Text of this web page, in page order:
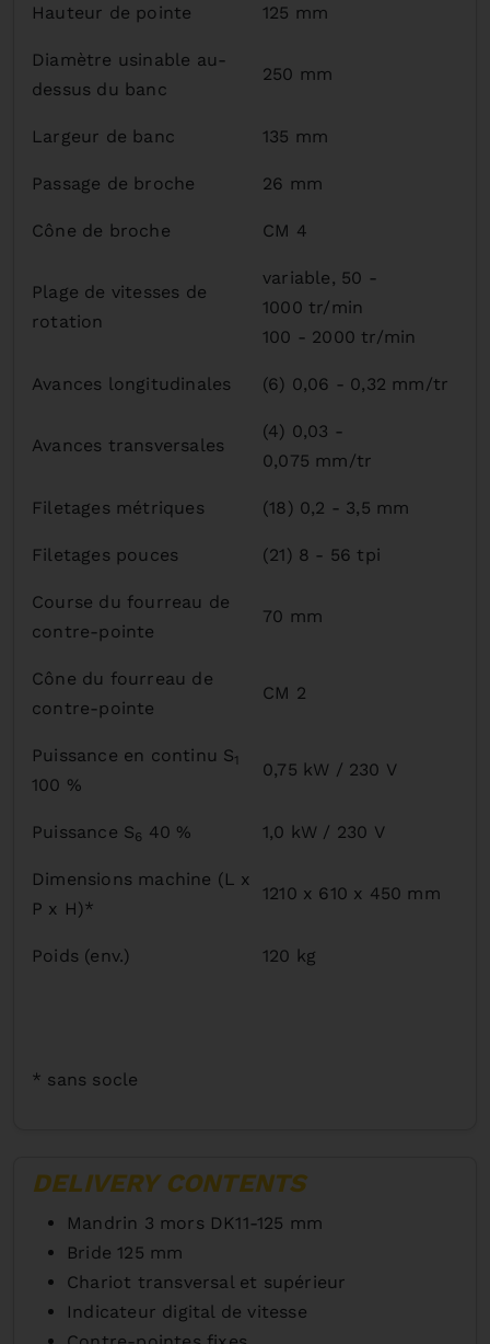
Hauteur de pointe 125 mm
Diamètre usinable au-
dessus du banc
250 mm
Largeur de banc 135 mm
Passage de broche 26 mm
Cône de broche CM 4
Plage de vitesses de
rotation
variable, 50 -
1000 tr/min
100 - 2000 tr/min
Avances longitudinales (6) 0,06 - 0,32 mm/tr
Avances transversales
(4) 0,03 -
0,075 mm/tr
Filetages métriques (18) 0,2 - 3,5 mm
Filetages pouces (21) 8 - 56 tpi
Course du fourreau de
contre-pointe
70 mm
Cône du fourreau de
contre-pointe
CM 2
Puissance en continu S1
100 %
0,75 kW / 230 V
Puissance S6 40 % 1,0 kW / 230 V
Dimensions machine (L x
P x H)*
1210 x 610 x 450 mm
Poids (env.) 120 kg
* sans socle
DELIVERY CONTENTS
Mandrin 3 mors DK11-125 mm
Bride 125 mm
Chariot transversal et supérieur
Indicateur digital de vitesse